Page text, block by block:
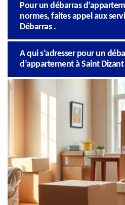
Pour un débarras
normes, faites appel aux
Débarras .
A qui s’adresser pour un
d’appartement à Saint Dizant